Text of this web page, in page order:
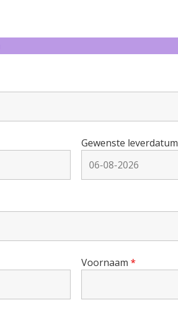
Gewenste leverdatum
Voornaam *